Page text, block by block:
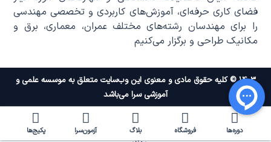
فضای کاری حرفه‌ای، آموزش‌های کاربردی و تخصصی مهندسی
را برای مهندسان رشته‌های مختلف عمران، معماری، برق و
مکانیک طراحی و برگزار می‌کنیم
۱۴۰۳ © کلیه حقوق مادی و معنوی این وب‌سایت متعلق به موسسه علمی و
آموزشی سرا می‌باشد
دوره‌ها فروشگاه
بلاگ
آزمون‌سرا پکیج‌ها